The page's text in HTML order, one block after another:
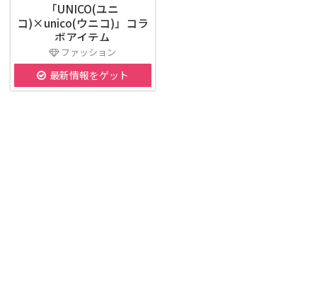
「UNICO(ユニ
コ)×unico(ウニコ)」コラ
ボアイテム
ファッション
最新情報をゲット